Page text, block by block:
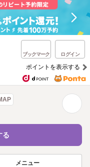
ブックマーク ログイン
ポイントを表示する
る
メニュー